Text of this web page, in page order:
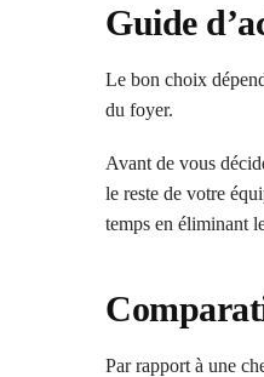
Guide
Le bon choix
du foyer.
Avant de vous
le reste de votre
temps en éliminant
Par rapport à une